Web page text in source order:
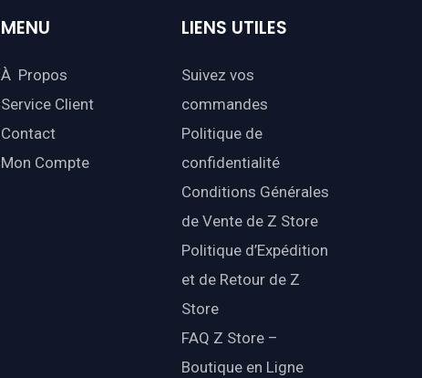
MENU
À Propos
Service Client
Contact
Mon Compte
LIENS UTILES
Suivez vos
commandes
Politique de
confidentialité
Conditions Générales
de Vente de Z Store
Politique d’Expédition
et de Retour de Z
Store
FAQ Z Store –
Boutique en Ligne